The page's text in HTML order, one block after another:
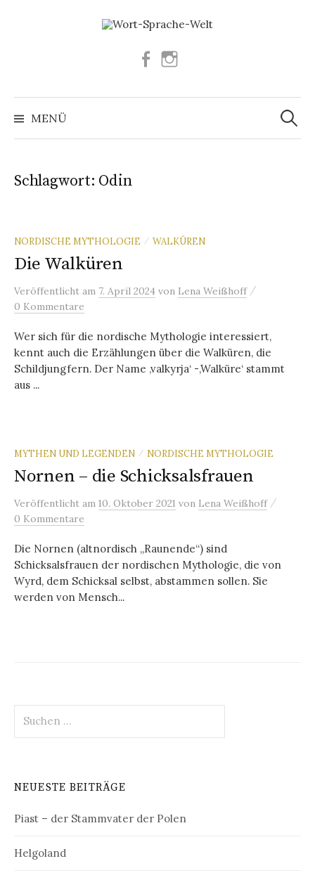
Facebook
MENÜ
Suchen
nach:
Schlagwort: Odin
NORDISCHE MYTHOLOGIE / WALKÜREN
Die Walküren
Veröffentlicht am 7. April 2024 von Lena Weißhoff /
0 Kommentare
Wer sich für die nordische Mythologie interessiert,
kennt auch die Erzählungen über die Walküren, die
Schildjungfern. Der Name ‚valkyrja‘ -‚Walküre‘ stammt
aus ...
MYTHEN UND LEGENDEN / NORDISCHE MYTHOLOGIE
Nornen – die Schicksalsfrauen
Veröffentlicht am 10. Oktober 2021 von Lena Weißhoff /
0 Kommentare
Die Nornen (altnordisch „Raunende“) sind
Schicksalsfrauen der nordischen Mythologie, die von
Wyrd, dem Schicksal selbst, abstammen sollen. Sie
werden von Mensch...
nach:
NEUESTE BEITRÄGE
Piast – der Stammvater der Polen
Helgoland